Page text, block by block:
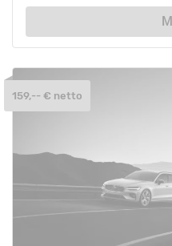
159,-- € netto